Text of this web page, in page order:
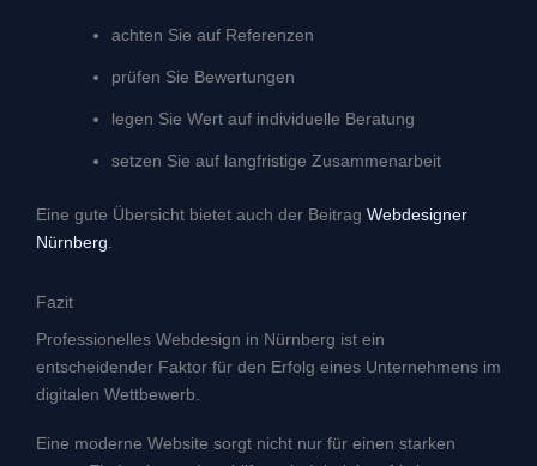
achten Sie auf Referenzen
prüfen Sie Bewertungen
legen Sie Wert auf individuelle Beratung
setzen Sie auf langfristige Zusammenarbeit
Eine gute Übersicht bietet auch der Beitrag Webdesigner
Nürnberg.
Fazit
Professionelles Webdesign in Nürnberg ist ein
entscheidender Faktor für den Erfolg eines Unternehmens im
digitalen Wettbewerb.
Eine moderne Website sorgt nicht nur für einen starken